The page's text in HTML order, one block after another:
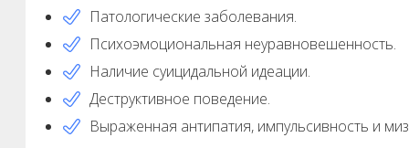
Патологические заболевания.
Психоэмоциональная неуравновешенность.
Наличие суицидальной идеации.
Деструктивное поведение.
Выраженная антипатия, импульсивность и